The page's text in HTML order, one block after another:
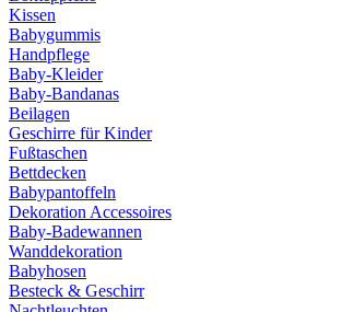
Kissen
Babygummis
Handpflege
Baby-Kleider
Baby-Bandanas
Beilagen
Geschirre für Kinder
Fußtaschen
Bettdecken
Babypantoffeln
Dekoration Accessoires
Baby-Badewannen
Wanddekoration
Babyhosen
Besteck & Geschirr